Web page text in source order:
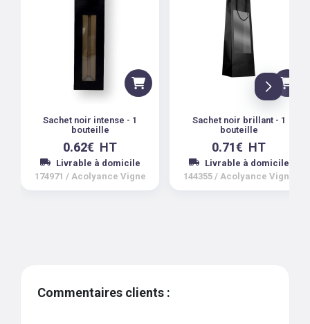
Sachet noir intense - 1
bouteille
0.62€ HT
Livrable à domicile
174971 / Acolyance Vigne
Sachet noir brillant - 1
bouteille
0.71€ HT
Livrable à domicile
144355 / Acolyance Vigne
Commentaires clients :